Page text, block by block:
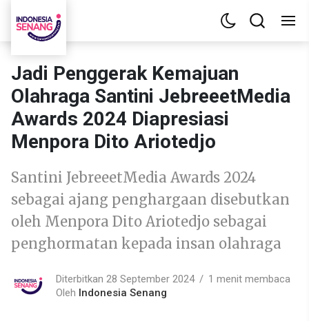
Jadi Penggerak Kemajuan
Olahraga Santini JebreeetMedia
Awards 2024 Diapresiasi
Menpora Dito Ariotedjo
Santini JebreeetMedia Awards 2024
sebagai ajang penghargaan disebutkan
oleh Menpora Dito Ariotedjo sebagai
penghormatan kepada insan olahraga
Diterbitkan 28 September 2024
1 menit membaca
Oleh Indonesia Senang